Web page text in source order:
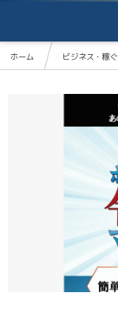
ホーム ビジネス・稼ぐ